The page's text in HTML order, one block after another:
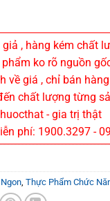
, hàng kém chất
ko rõ nguồn
về giá , chỉ bán
chất lượng từng
- gia trị thật
phí: 1900.3297 -
, Thực Phẩm Chức